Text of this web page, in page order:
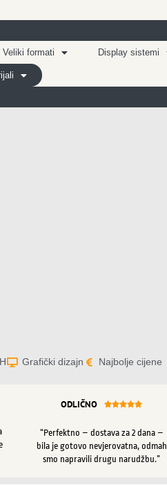
Veliki formati Display sistemi
Grafički dizajn Najbolje cijene
ODLIČNO 
“Perfektno – dostava za 2 dana –
bila je gotovo nevjerovatna, odmah
smo napravili drugu narudžbu.”